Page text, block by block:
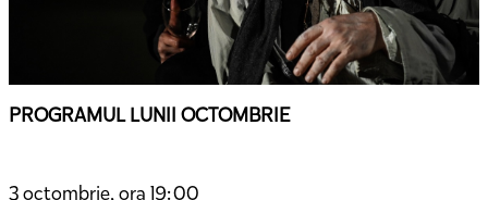
PROGRAMUL LUNII OCTOMBRIE
3 octombrie, ora 19:00